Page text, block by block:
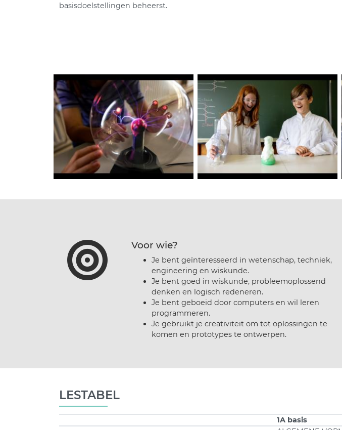
basisdoelstellingen beheerst.
Voor wie?
Je bent geïnteresseerd in wetenschap, techniek,
engineering en wiskunde.
Je bent goed in wiskunde, probleemoplossend
denken en logisch redeneren.
Je bent geboeid door computers en wil leren
programmeren.
Je gebruikt je creativiteit om tot oplossingen te
komen en prototypes te ontwerpen.
LESTABEL
1A basis